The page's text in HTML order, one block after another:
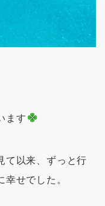
ます
て以来、ずっと行
せでした。